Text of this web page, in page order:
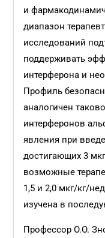
и
диапазон
исследований
поддерживать
интерферона и
Профиль
аналогичен
интерферонов
явления при
достигающих 3
возможные
1,5 и 2,0 мкг/кг/
изучена в
Профессор О.О.